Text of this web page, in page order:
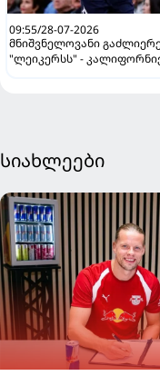
09:55/28-07-2026
მნიშვნელოვანი
"ლეიკერსს" -
სიახლეები